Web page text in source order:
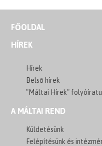
FŐOLDAL
HÍREK
Hírek
Belső hírek
"Máltai Hírek"
A MÁLTAI REND
Küldetésünk
Felépítésünk és